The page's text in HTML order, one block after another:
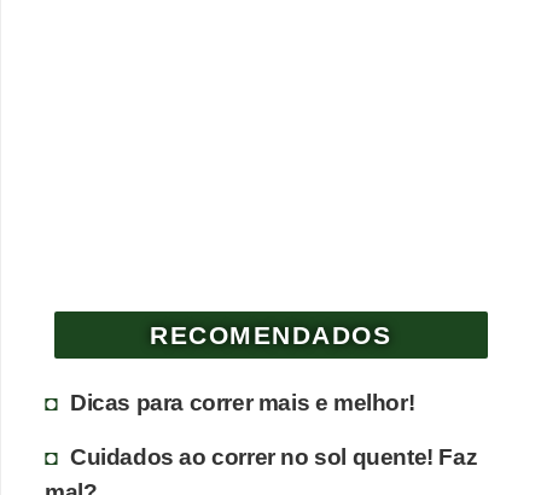
RECOMENDADOS
Dicas para correr mais e melhor!
Cuidados ao correr no sol quente! Faz